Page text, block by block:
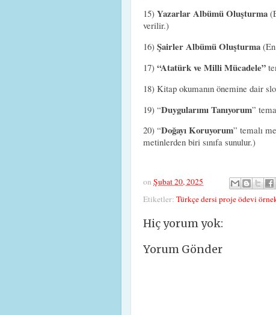
15) Yazarlar Albümü Oluşturma
verilir.)
16) Şairler Albümü Oluşturma
17) “Atatürk ve Milli Mücadele”
18) Kitap okumanın önemine dair
19) “Duygularımı Tanıyorum”
20) “Doğayı Koruyorum” temalı
metinlerden biri sınıfa sunulur.)
on Şubat 20, 2025
Etiketler: Türkçe dersi proje ödevi
Hiç yorum yok:
Yorum Gönder